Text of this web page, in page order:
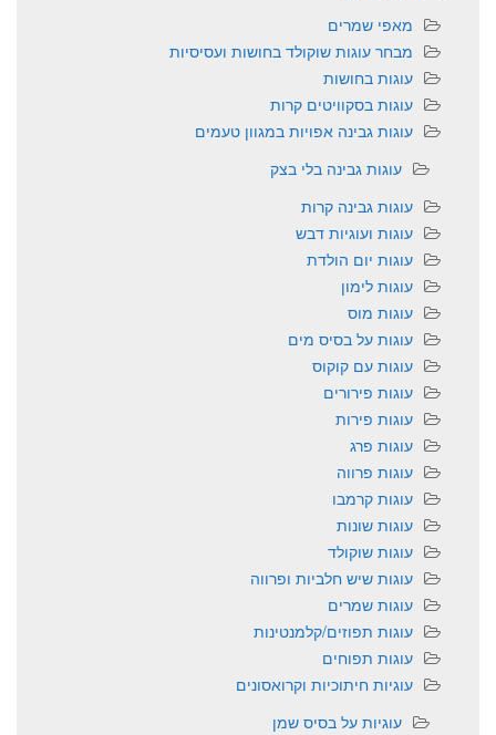
מאפי שמרים
מבחר עוגות שוקולד בחושות ועסיסיות
עוגות בחושות
עוגות בסקוויטים קרות
עוגות גבינה אפויות במגוון טעמים
עוגות גבינה בלי בצק
עוגות גבינה קרות
עוגות ועוגיות דבש
עוגות יום הולדת
עוגות לימון
עוגות מוס
עוגות על בסיס מים
עוגות עם קוקוס
עוגות פירורים
עוגות פירות
עוגות פרג
עוגות פרווה
עוגות קרמבו
עוגות שונות
עוגות שוקולד
עוגות שיש חלביות ופרווה
עוגות שמרים
עוגות תפוזים/קלמנטינות
עוגות תפוחים
עוגיות חיתוכיות וקרואסונים
עוגיות על בסיס שמן